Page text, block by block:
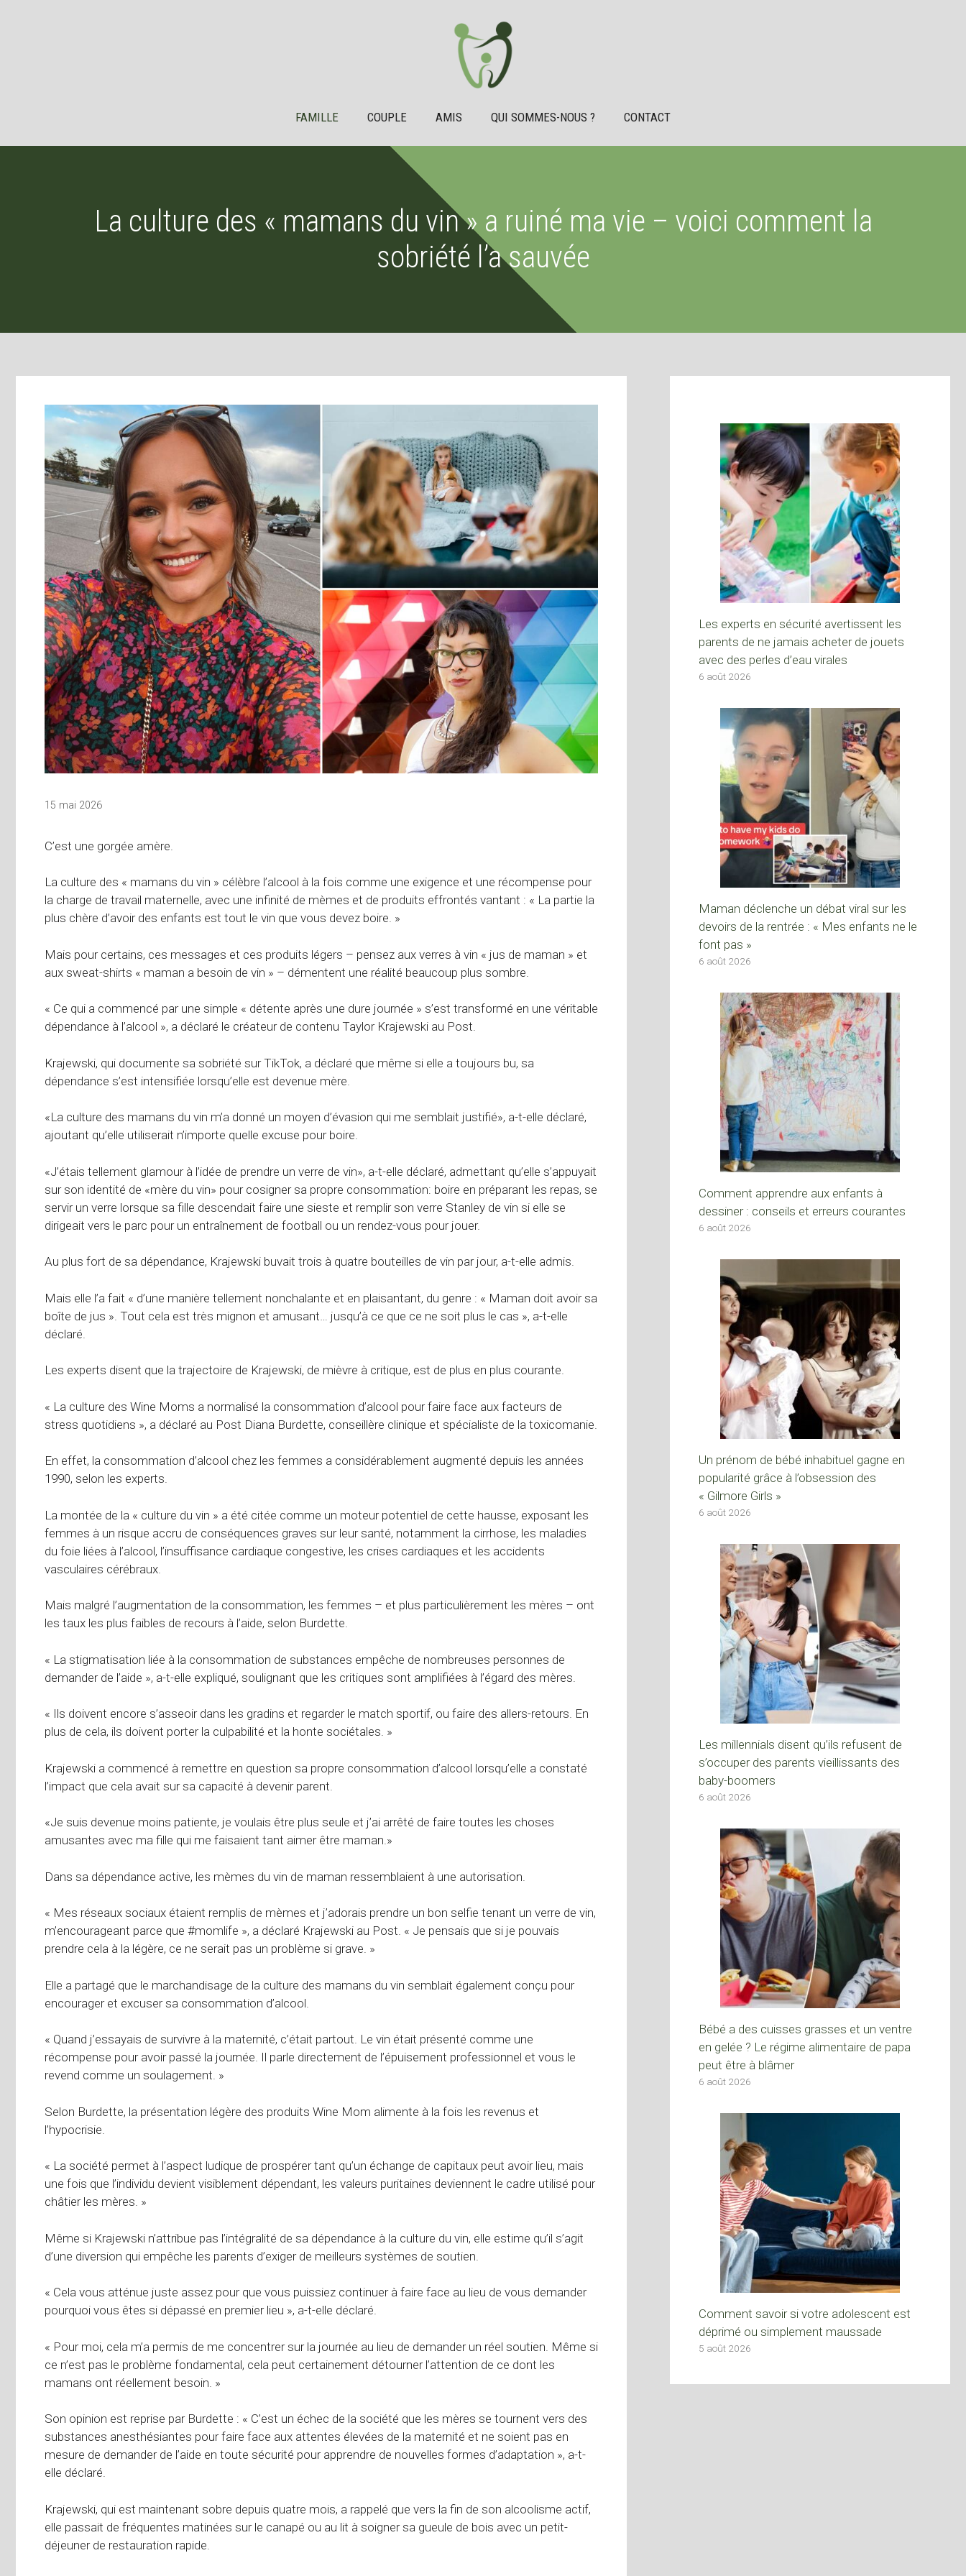
FAMILLE COUPLE AMIS QUI SOMMES-NOUS ? CONTACT
La culture des « mamans du vin » a ruiné ma vie – voici comment la
sobriété l’a sauvée
15 mai 2026
C’est une gorgée amère.
La culture des « mamans du vin » célèbre l’alcool à la fois comme une exigence et une récompense pour
la charge de travail maternelle, avec une infinité de mèmes et de produits effrontés vantant : « La partie la
plus chère d’avoir des enfants est tout le vin que vous devez boire. »
Mais pour certains, ces messages et ces produits légers – pensez aux verres à vin « jus de maman » et
aux sweat-shirts « maman a besoin de vin » – démentent une réalité beaucoup plus sombre.
« Ce qui a commencé par une simple « détente après une dure journée » s’est transformé en une véritable
dépendance à l’alcool », a déclaré le créateur de contenu Taylor Krajewski au Post.
Krajewski, qui documente sa sobriété sur TikTok, a déclaré que même si elle a toujours bu, sa
dépendance s’est intensifiée lorsqu’elle est devenue mère.
«La culture des mamans du vin m’a donné un moyen d’évasion qui me semblait justifié», a-t-elle déclaré,
ajoutant qu’elle utiliserait n’importe quelle excuse pour boire.
«J’étais tellement glamour à l’idée de prendre un verre de vin», a-t-elle déclaré, admettant qu’elle s’appuyait
sur son identité de «mère du vin» pour cosigner sa propre consommation: boire en préparant les repas, se
servir un verre lorsque sa fille descendait faire une sieste et remplir son verre Stanley de vin si elle se
dirigeait vers le parc pour un entraînement de football ou un rendez-vous pour jouer.
Au plus fort de sa dépendance, Krajewski buvait trois à quatre bouteilles de vin par jour, a-t-elle admis.
Mais elle l’a fait « d’une manière tellement nonchalante et en plaisantant, du genre : « Maman doit avoir sa
boîte de jus ». Tout cela est très mignon et amusant… jusqu’à ce que ce ne soit plus le cas », a-t-elle
déclaré.
Les experts disent que la trajectoire de Krajewski, de mièvre à critique, est de plus en plus courante.
« La culture des Wine Moms a normalisé la consommation d’alcool pour faire face aux facteurs de
stress quotidiens », a déclaré au Post Diana Burdette, conseillère clinique et spécialiste de la toxicomanie.
En effet, la consommation d’alcool chez les femmes a considérablement augmenté depuis les années
1990, selon les experts.
La montée de la « culture du vin » a été citée comme un moteur potentiel de cette hausse, exposant les
femmes à un risque accru de conséquences graves sur leur santé, notamment la cirrhose, les maladies
du foie liées à l’alcool, l’insuffisance cardiaque congestive, les crises cardiaques et les accidents
vasculaires cérébraux.
Mais malgré l’augmentation de la consommation, les femmes – et plus particulièrement les mères – ont
les taux les plus faibles de recours à l’aide, selon Burdette.
« La stigmatisation liée à la consommation de substances empêche de nombreuses personnes de
demander de l’aide », a-t-elle expliqué, soulignant que les critiques sont amplifiées à l’égard des mères.
« Ils doivent encore s’asseoir dans les gradins et regarder le match sportif, ou faire des allers-retours. En
plus de cela, ils doivent porter la culpabilité et la honte sociétales. »
Krajewski a commencé à remettre en question sa propre consommation d’alcool lorsqu’elle a constaté
l’impact que cela avait sur sa capacité à devenir parent.
«Je suis devenue moins patiente, je voulais être plus seule et j’ai arrêté de faire toutes les choses
amusantes avec ma fille qui me faisaient tant aimer être maman.»
Dans sa dépendance active, les mèmes du vin de maman ressemblaient à une autorisation.
« Mes réseaux sociaux étaient remplis de mèmes et j’adorais prendre un bon selfie tenant un verre de vin,
m’encourageant parce que #momlife », a déclaré Krajewski au Post. « Je pensais que si je pouvais
prendre cela à la légère, ce ne serait pas un problème si grave. »
Elle a partagé que le marchandisage de la culture des mamans du vin semblait également conçu pour
encourager et excuser sa consommation d’alcool.
« Quand j’essayais de survivre à la maternité, c’était partout. Le vin était présenté comme une
récompense pour avoir passé la journée. Il parle directement de l’épuisement professionnel et vous le
revend comme un soulagement. »
Selon Burdette, la présentation légère des produits Wine Mom alimente à la fois les revenus et
l’hypocrisie.
« La société permet à l’aspect ludique de prospérer tant qu’un échange de capitaux peut avoir lieu, mais
une fois que l’individu devient visiblement dépendant, les valeurs puritaines deviennent le cadre utilisé pour
châtier les mères. »
Même si Krajewski n’attribue pas l’intégralité de sa dépendance à la culture du vin, elle estime qu’il s’agit
d’une diversion qui empêche les parents d’exiger de meilleurs systèmes de soutien.
« Cela vous atténue juste assez pour que vous puissiez continuer à faire face au lieu de vous demander
pourquoi vous êtes si dépassé en premier lieu », a-t-elle déclaré.
« Pour moi, cela m’a permis de me concentrer sur la journée au lieu de demander un réel soutien. Même si
ce n’est pas le problème fondamental, cela peut certainement détourner l’attention de ce dont les
mamans ont réellement besoin. »
Son opinion est reprise par Burdette : « C’est un échec de la société que les mères se tournent vers des
substances anesthésiantes pour faire face aux attentes élevées de la maternité et ne soient pas en
mesure de demander de l’aide en toute sécurité pour apprendre de nouvelles formes d’adaptation », a-t-
elle déclaré.
Krajewski, qui est maintenant sobre depuis quatre mois, a rappelé que vers la fin de son alcoolisme actif,
elle passait de fréquentes matinées sur le canapé ou au lit à soigner sa gueule de bois avec un petit-
déjeuner de restauration rapide.
Les experts en sécurité avertissent les
parents de ne jamais acheter de jouets
avec des perles d’eau virales
6 août 2026
Maman déclenche un débat viral sur les
devoirs de la rentrée : « Mes enfants ne le
font pas »
6 août 2026
Comment apprendre aux enfants à
dessiner : conseils et erreurs courantes
6 août 2026
Un prénom de bébé inhabituel gagne en
popularité grâce à l’obsession des
« Gilmore Girls »
6 août 2026
Les millennials disent qu’ils refusent de
s’occuper des parents vieillissants des
baby-boomers
6 août 2026
Bébé a des cuisses grasses et un ventre
en gelée ? Le régime alimentaire de papa
peut être à blâmer
6 août 2026
Comment savoir si votre adolescent est
déprimé ou simplement maussade
5 août 2026